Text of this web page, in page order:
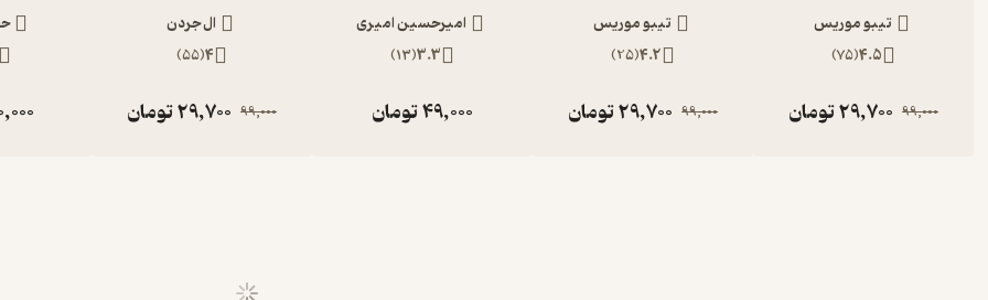
تیبو موریس
4.5
(
75
)
99,000
29,700تومان
تیبو موریس
4.2
(
25
)
99,000
29,700تومان
امیرحسین امیری
3.3
(
13
)
49,000تومان
ال جردن
4
(
55
)
99,000
29,700تومان